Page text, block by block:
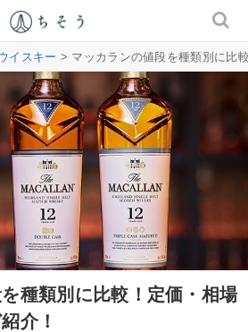
イスキー > マッカランの値段を種類別に比
種類別に比較！定価・相場
介！